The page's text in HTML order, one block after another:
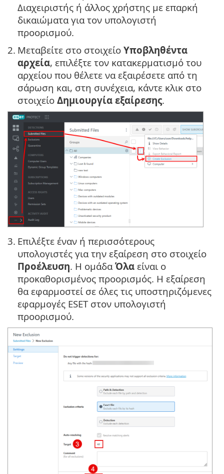
Διαχειριστής ή άλλος χρήστης με επαρκή
δικαιώματα για τον υπολογιστή
προορισμού.
2. Μεταβείτε στο στοιχείο Υποβληθέντα
αρχεία, επιλέξτε τον κατακερματισμό του
αρχείου που θέλετε να εξαιρέσετε από τη
σάρωση και, στη συνέχεια, κάντε κλικ στο
στοιχείο Δημιουργία εξαίρεσης.
3. Επιλέξτε έναν ή περισσότερους
υπολογιστές για την εξαίρεση στο στοιχείο
Προέλευση. Η ομάδαΌλα είναι ο
προκαθορισμένος προορισμός. Η εξαίρεση
θα εφαρμοστεί σε όλες τις υποστηριζόμενες
εφαρμογές ESET στον υπολογιστή
προορισμού.